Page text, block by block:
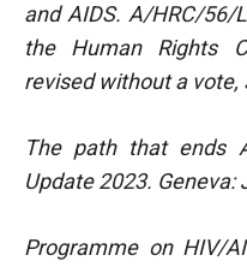
and AIDS. A/HRC/56/
the Human Rights
revised without a vote,
The path that ends
Update 2023.
Programme on HIV/